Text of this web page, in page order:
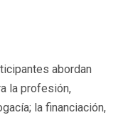
abordan
la profesión,
la financiación,